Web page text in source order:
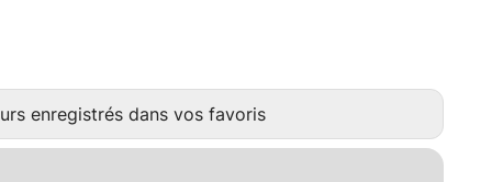
enregistrés dans vos favoris